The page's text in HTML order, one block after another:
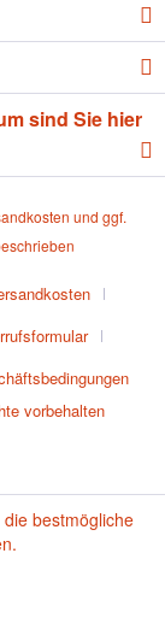
sind Sie hier
und ggf.
vorbehalten
bestmögliche